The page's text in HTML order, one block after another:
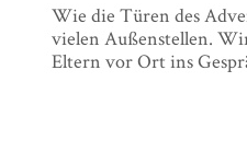
Wie die Türen des
vielen Außenstellen.
Eltern vor Ort ins